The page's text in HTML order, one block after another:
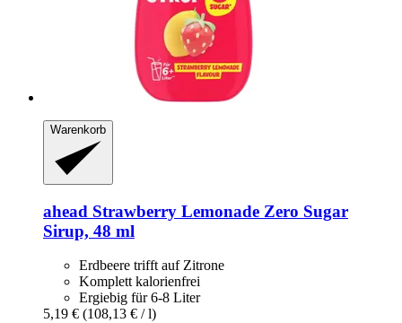
Warenkorb
ahead Strawberry Lemonade Zero Sugar
Sirup, 48 ml
Erdbeere trifft auf Zitrone
Komplett kalorienfrei
Ergiebig für 6-8 Liter
5,19 € (108,13 € / l)